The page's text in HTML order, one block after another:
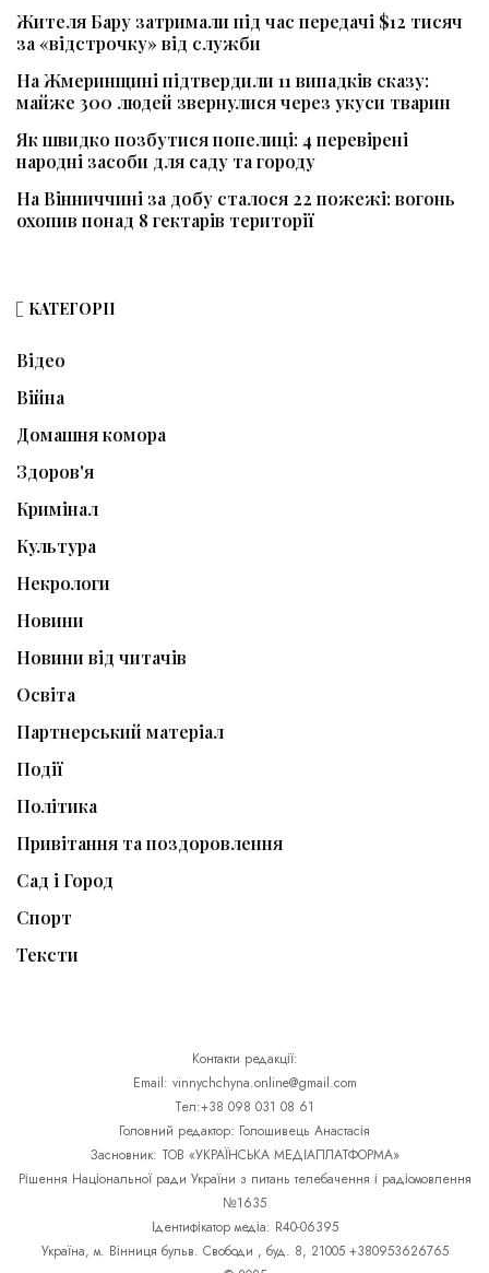
Жителя Бару затримали під час передачі $12 тисяч
за «відстрочку» від служби
На Жмеринщині підтвердили 11 випадків сказу:
майже 300 людей звернулися через укуси тварин
Як швидко позбутися попелиці: 4 перевірені
народні засоби для саду та городу
На Вінниччині за добу сталося 22 пожежі: вогонь
охопив понад 8 гектарів території
КАТЕГОРІЇ
Відео
Війна
Домашня комора
Здоров'я
Кримінал
Культура
Некрологи
Новини
Новини від читачів
Освіта
Партнерський матеріал
Події
Політика
Привітання та поздоровлення
Сад і Город
Спорт
Тексти
Контакти редакції:
Email: vinnychchyna.online@gmail.com
Тел:+38 098 031 08 61
Головний редактор: Голошивець Анастасія
Засновник: ТОВ «УКРАЇНСЬКА МЕДІАПЛАТФОРМА»
Рішення Національної ради України з питань телебачення і радіомовлення
№1635
Ідентифікатор медіа: R40-06395
Україна, м. Вінниця бульв. Свободи , буд. 8, 21005 +380953626765